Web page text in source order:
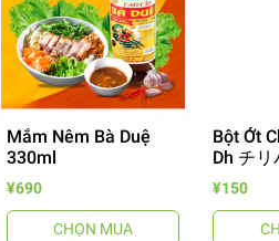
Mắm Nêm Bà Duệ
330ml
¥690
CHỌN MUA
Bột Ớt
Dh チ
¥150